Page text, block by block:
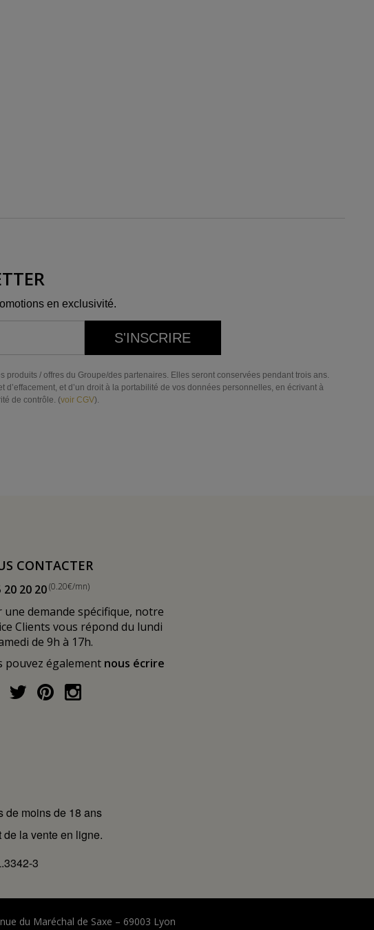
en exclusivité.
S'INSCRIRE
produits / offres du Groupe/des partenaires. Elles seront conservées pendant trois ans.
et d’un droit à la portabilité de vos données personnelles, en écrivant à
de contrôle. (voir CGV).
CONTACTER
20 20 20(0.20€/mn)
une demande spécifique, notre
Clients vous répond du lundi
de 9h à 17h.
pouvez également nous écrire
de moins de 18 ans
la vente en ligne.
3
du Maréchal de Saxe – 69003 Lyon